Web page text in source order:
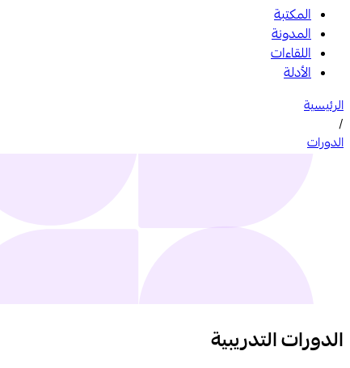
المكتبة
المدونة
اللقاءات
الأدلة
الرئيسية
/
الدورات
الدورات التدريبية